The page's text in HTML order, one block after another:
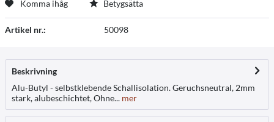
Komma ihåg Betygsätta
Artikel nr.: 50098
Beskrivning
Alu-Butyl - selbstklebende Schallisolation. Geruchsneutral, 2mm
stark, alubeschichtet, Ohne... mer